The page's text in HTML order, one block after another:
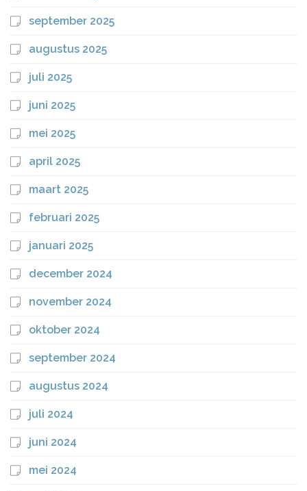
september 2025
augustus 2025
juli 2025
juni 2025
mei 2025
april 2025
maart 2025
februari 2025
januari 2025
december 2024
november 2024
oktober 2024
september 2024
augustus 2024
juli 2024
juni 2024
mei 2024